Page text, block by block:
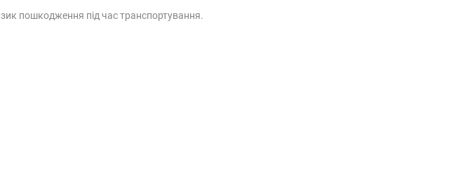
пошкодження під час транспортування.